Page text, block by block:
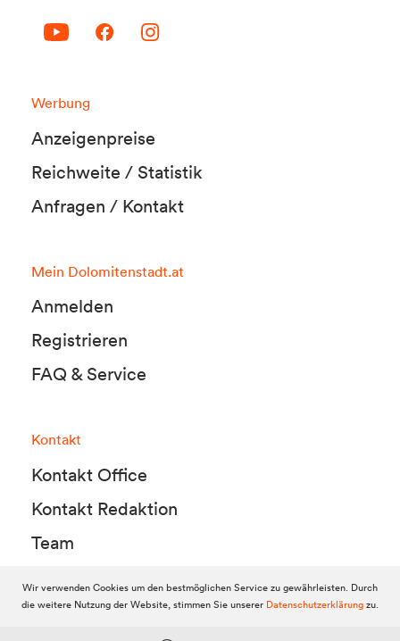
Werbung
Anzeigenpreise
Reichweite / Statistik
Anfragen / Kontakt
Mein Dolomitenstadt.at
Anmelden
Registrieren
FAQ & Service
Kontakt
Kontakt Office
Kontakt Redaktion
Team
© 2010-2026 Dolomitenstadt.at
Wir verwenden Cookies um den bestmöglichen Service zu gewährleisten. Durch
die weitere Nutzung der Website, stimmen Sie unserer Datenschutzerklärungzu.